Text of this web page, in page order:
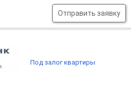
Отправить заявку
Под залог квартиры